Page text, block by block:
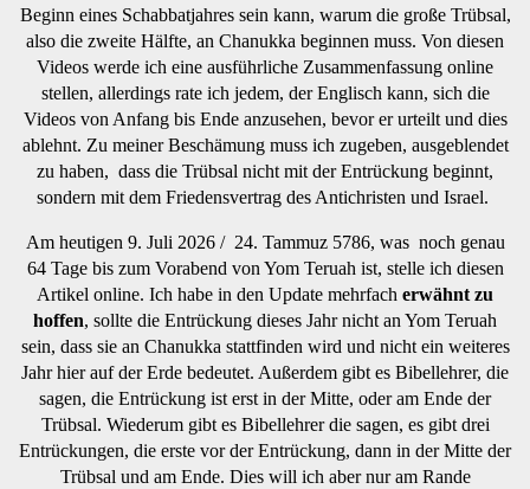
Beginn eines Schabbatjahres sein kann, warum die große Trübsal,
also die zweite Hälfte, an Chanukka beginnen muss. Von diesen
Videos werde ich eine ausführliche Zusammenfassung online
stellen, allerdings rate ich jedem, der Englisch kann, sich die
Videos von Anfang bis Ende anzusehen, bevor er urteilt und dies
ablehnt. Zu meiner Beschämung muss ich zugeben, ausgeblendet
zu haben, dass die Trübsal nicht mit der Entrückung beginnt,
sondern mit dem Friedensvertrag des Antichristen und Israel.
Am heutigen 9. Juli 2026 / 24. Tammuz 5786, was noch genau
64 Tage bis zum Vorabend von Yom Teruah ist, stelle ich diesen
Artikel online. Ich habe in den Update mehrfach erwähnt zu
hoffen, sollte die Entrückung dieses Jahr nicht an Yom Teruah
sein, dass sie an Chanukka stattfinden wird und nicht ein weiteres
Jahr hier auf der Erde bedeutet. Außerdem gibt es Bibellehrer, die
sagen, die Entrückung ist erst in der Mitte, oder am Ende der
Trübsal. Wiederum gibt es Bibellehrer die sagen, es gibt drei
Entrückungen, die erste vor der Entrückung, dann in der Mitte der
Trübsal und am Ende. Dies will ich aber nur am Rande